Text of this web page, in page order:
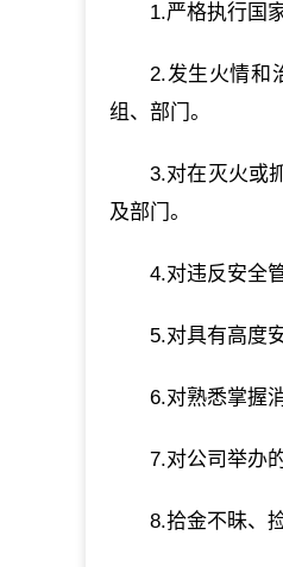
1.严格执行国
2.发生火情和
组、部门。
3.对在灭火或
及部门。
4.对违反安全
5.对具有高度
6.对熟悉掌握
7.对公司举办
8.拾金不昧、